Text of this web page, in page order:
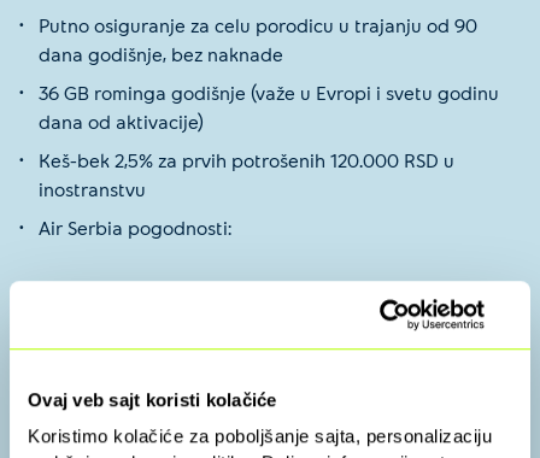
Ovaj veb sajt koristi kolačiće
Koristimo kolačiće za poboljšanje sajta, personalizaciju
Putno osiguranje za celu porodicu u trajanju od 90
dana godišnje, bez naknade
36 GB rominga godišnje (važe u Evropi i svetu godinu
dana od aktivacije)
Keš-bek 2,5% za prvih potrošenih 120.000 RSD u
inostranstvu
Air Serbia pogodnosti:
aerodromu
Brz prolazak kroz pasošku kontrolu na beogradskom